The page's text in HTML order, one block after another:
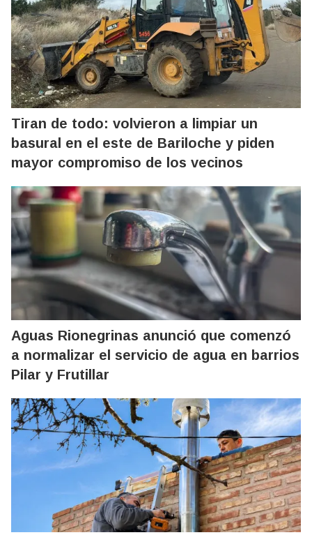
Tiran de todo: volvieron a limpiar un
basural en el este de Bariloche y piden
mayor compromiso de los vecinos
Aguas Rionegrinas anunció que comenzó
a normalizar el servicio de agua en barrios
Pilar y Frutillar